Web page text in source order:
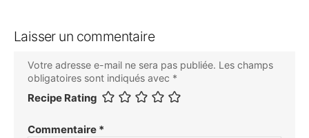
Laisser un commentaire
Votre adresse e-mail ne sera pas publiée. Les champs
obligatoires sont indiqués avec *
Recipe Rating
Commentaire *